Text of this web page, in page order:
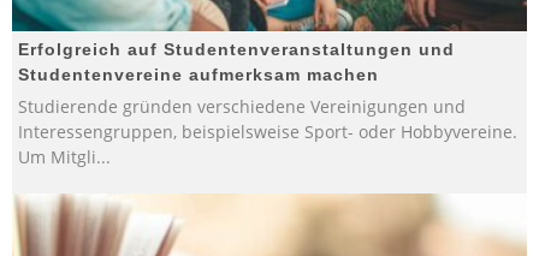
Erfolgreich auf Studentenveranstaltungen und
Studentenvereine aufmerksam machen
Studierende gründen verschiedene Vereinigungen und
Interessengruppen, beispielsweise Sport- oder Hobbyvereine.
Um Mitgli...